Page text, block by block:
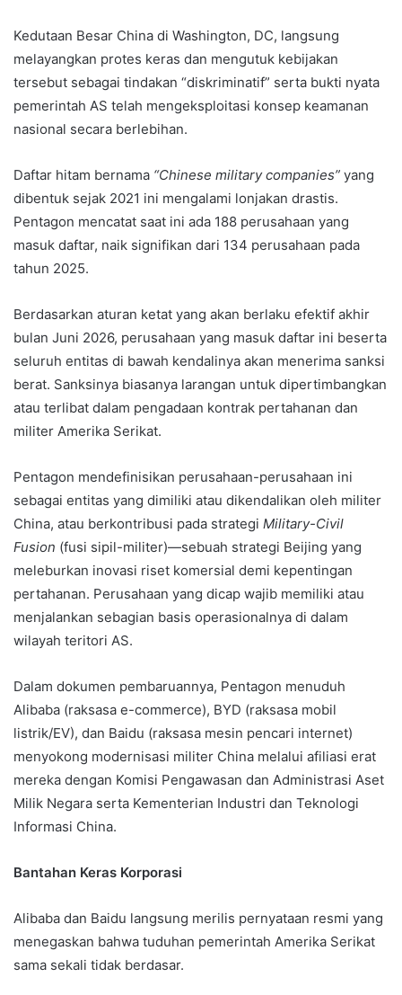
Kedutaan Besar China di Washington, DC, langsung
melayangkan protes keras dan mengutuk kebijakan
tersebut sebagai tindakan “diskriminatif” serta bukti nyata
pemerintah AS telah mengeksploitasi konsep keamanan
nasional secara berlebihan.
Daftar hitam bernama “Chinese military companies” yang
dibentuk sejak 2021 ini mengalami lonjakan drastis.
Pentagon mencatat saat ini ada 188 perusahaan yang
masuk daftar, naik signifikan dari 134 perusahaan pada
tahun 2025.
Berdasarkan aturan ketat yang akan berlaku efektif akhir
bulan Juni 2026, perusahaan yang masuk daftar ini beserta
seluruh entitas di bawah kendalinya akan menerima sanksi
berat. Sanksinya biasanya larangan untuk dipertimbangkan
atau terlibat dalam pengadaan kontrak pertahanan dan
militer Amerika Serikat.
Pentagon mendefinisikan perusahaan-perusahaan ini
sebagai entitas yang dimiliki atau dikendalikan oleh militer
China, atau berkontribusi pada strategi Military-Civil
Fusion (fusi sipil-militer)—sebuah strategi Beijing yang
meleburkan inovasi riset komersial demi kepentingan
pertahanan. Perusahaan yang dicap wajib memiliki atau
menjalankan sebagian basis operasionalnya di dalam
wilayah teritori AS.
Dalam dokumen pembaruannya, Pentagon menuduh
Alibaba (raksasa e-commerce), BYD (raksasa mobil
listrik/EV), dan Baidu (raksasa mesin pencari internet)
menyokong modernisasi militer China melalui afiliasi erat
mereka dengan Komisi Pengawasan dan Administrasi Aset
Milik Negara serta Kementerian Industri dan Teknologi
Informasi China.
Bantahan Keras Korporasi
Alibaba dan Baidu langsung merilis pernyataan resmi yang
menegaskan bahwa tuduhan pemerintah Amerika Serikat
sama sekali tidak berdasar.